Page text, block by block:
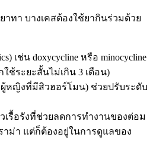
าทา บางเคสต้องใช้ยากินร่วมด้วย
เช่น doxycycline หรือ minocycline
ช้ระยะสั้นไม่เกิน 3 เดือน)
หญิงที่มีสิวฮอร์โมน) ช่วยปรับระดับ
วเรื้อรังที่ช่วยลดการทำงานของต่อม
ม่า แต่ก็ต้องอยู่ในการดูแลของ